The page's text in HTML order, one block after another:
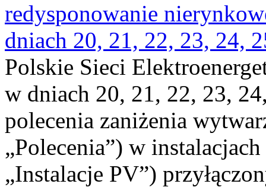
redysponowanie
dniach 20, 21, 22, 23, 24,
Polskie Sieci
w dniach 20, 21, 22, 23,
polecenia zaniżenia
„Polecenia”) w
„Instalacje PV”)